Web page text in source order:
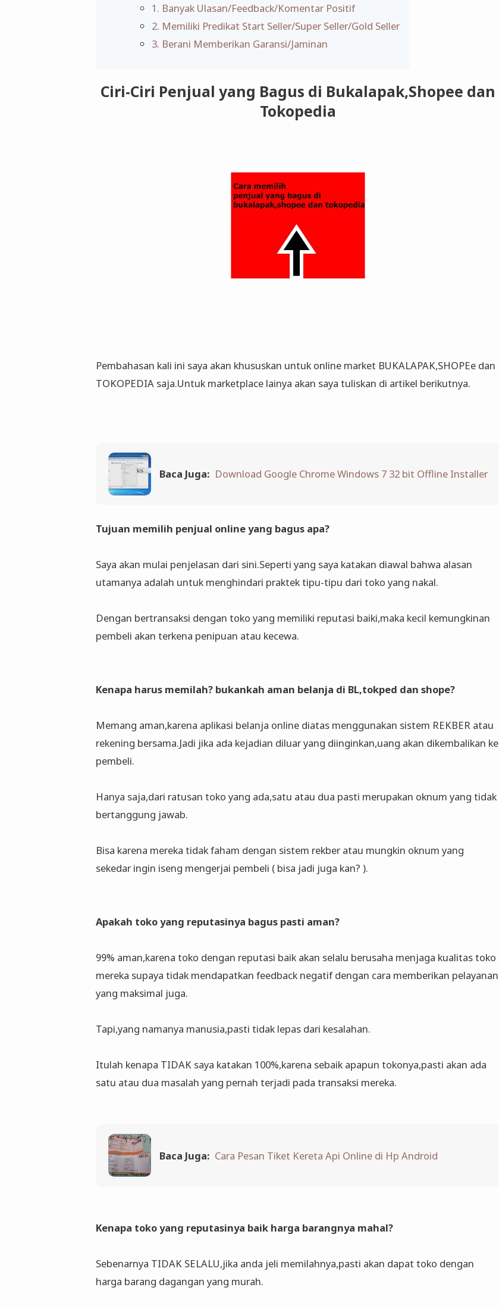
1. Banyak Ulasan/Feedback/Komentar Positif
2. Memiliki Predikat Start Seller/Super Seller/Gold Seller
3. Berani Memberikan Garansi/Jaminan
Ciri-Ciri Penjual yang Bagus di Bukalapak,Shopee dan
Tokopedia
Pembahasan kali ini saya akan khususkan untuk online market BUKALAPAK,SHOPEe dan
TOKOPEDIA saja.Untuk marketplace lainya akan saya tuliskan di artikel berikutnya.
Baca Juga: Download Google Chrome Windows 7 32 bit Offline Installer
Tujuan memilih penjual online yang bagus apa?
Saya akan mulai penjelasan dari sini.Seperti yang saya katakan diawal bahwa alasan
utamanya adalah untuk menghindari praktek tipu-tipu dari toko yang nakal.
Dengan bertransaksi dengan toko yang memiliki reputasi baiki,maka kecil kemungkinan
pembeli akan terkena penipuan atau kecewa.
Kenapa harus memilah? bukankah aman belanja di BL,tokped dan shope?
Memang aman,karena aplikasi belanja online diatas menggunakan sistem REKBER atau
rekening bersama.Jadi jika ada kejadian diluar yang diinginkan,uang akan dikembalikan ke
pembeli.
Hanya saja,dari ratusan toko yang ada,satu atau dua pasti merupakan oknum yang tidak
bertanggung jawab.
Bisa karena mereka tidak faham dengan sistem rekber atau mungkin oknum yang
sekedar ingin iseng mengerjai pembeli ( bisa jadi juga kan? ).
Apakah toko yang reputasinya bagus pasti aman?
99% aman,karena toko dengan reputasi baik akan selalu berusaha menjaga kualitas toko
mereka supaya tidak mendapatkan feedback negatif dengan cara memberikan pelayanan
yang maksimal juga.
Tapi,yang namanya manusia,pasti tidak lepas dari kesalahan.
Itulah kenapa TIDAK saya katakan 100%,karena sebaik apapun tokonya,pasti akan ada
satu atau dua masalah yang pernah terjadi pada transaksi mereka.
Baca Juga: Cara Pesan Tiket Kereta Api Online di Hp Android
Kenapa toko yang reputasinya baik harga barangnya mahal?
Sebenarnya TIDAK SELALU,jika anda jeli memilahnya,pasti akan dapat toko dengan
harga barang dagangan yang murah.